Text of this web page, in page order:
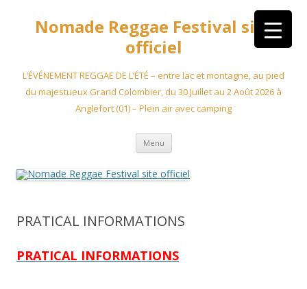
contenuNomade Reggae Festival site
officiel
L’ÉVÉNEMENT REGGAE DE L’ÉTÉ – entre lac et montagne, au pied
du majestueux Grand Colombier, du 30 Juillet au 2 Août 2026 à
Anglefort (01) – Plein air avec camping
Menu
PRATICAL INFORMATIONS
PRATICAL INFORMATIONS